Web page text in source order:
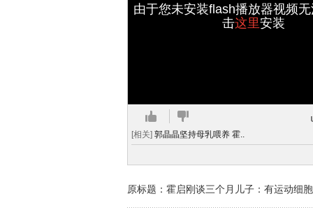
由于您未安装flash播放器视频
击这里安装
[相关] 郭晶晶坚持母乳喂养 霍..
原标题：霍启刚谈三个月儿子：有运动细